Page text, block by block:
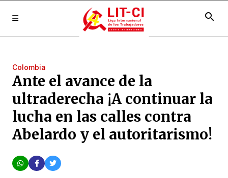
search
Colombia
Ante el avance de la
ultraderecha ¡A continuar la
lucha en las calles contra
Abelardo y el autoritarismo!